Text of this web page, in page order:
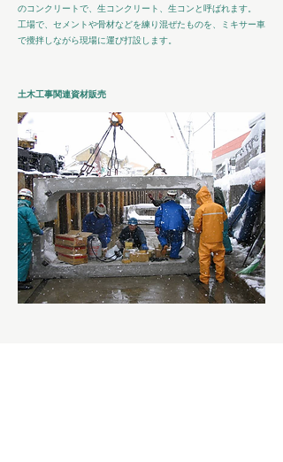
のコンクリートで、生コンクリート、生コンと呼ばれます。
工場で、セメントや骨材などを練り混ぜたものを、ミキサー車
で攪拌しながら現場に運び打設します。
土木工事関連資材販売